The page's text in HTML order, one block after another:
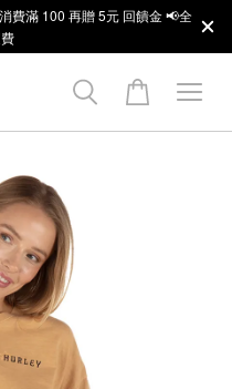
費滿 100 再贈 5元 回饋金 📢全